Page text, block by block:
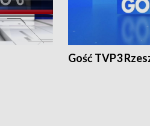
Gość TVP3